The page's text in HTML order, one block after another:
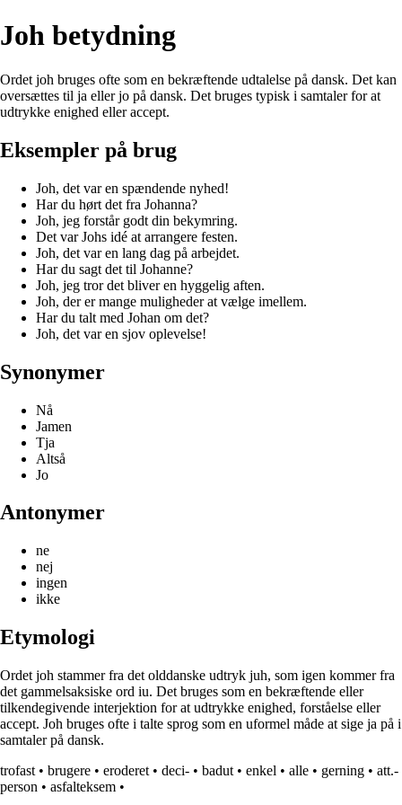
Joh betydning
Ordet joh bruges ofte som en bekræftende udtalelse på dansk. Det kan
oversættes til ja eller jo på dansk. Det bruges typisk i samtaler for at
udtrykke enighed eller accept.
Eksempler på brug
Joh, det var en spændende nyhed!
Har du hørt det fra Johanna?
Joh, jeg forstår godt din bekymring.
Det var Johs idé at arrangere festen.
Joh, det var en lang dag på arbejdet.
Har du sagt det til Johanne?
Joh, jeg tror det bliver en hyggelig aften.
Joh, der er mange muligheder at vælge imellem.
Har du talt med Johan om det?
Joh, det var en sjov oplevelse!
Synonymer
Nå
Jamen
Tja
Altså
Jo
Antonymer
ne
nej
ingen
ikke
Etymologi
Ordet joh stammer fra det olddanske udtryk juh, som igen kommer fra
det gammelsaksiske ord iu. Det bruges som en bekræftende eller
tilkendegivende interjektion for at udtrykke enighed, forståelse eller
accept. Joh bruges ofte i talte sprog som en uformel måde at sige ja på i
samtaler på dansk.
trofast • brugere • eroderet • deci- • badut • enkel • alle • gerning • att.-
person • asfalteksem •